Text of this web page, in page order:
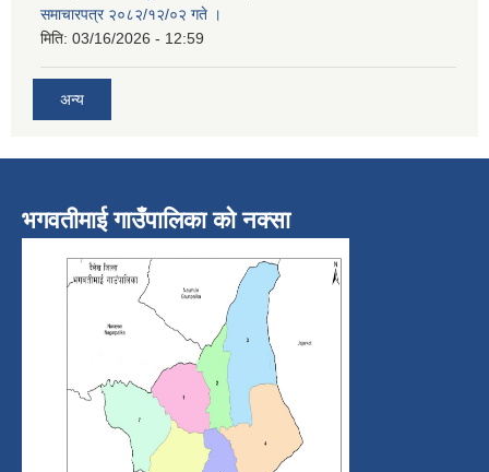
समाचारपत्र २०८२/१२/०२ गते ।
मिति: 03/16/2026 - 12:59
अन्य
भगवतीमाई गाउँपालिका को नक्सा